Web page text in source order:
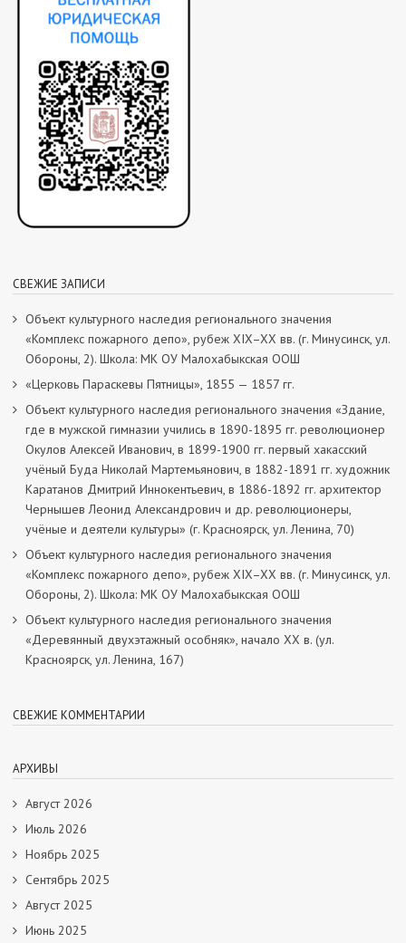
СВЕЖИЕ ЗАПИСИ
Объект культурного наследия регионального значения
«Комплекс пожарного депо», рубеж XIX–XX вв. (г. Минусинск, ул.
Обороны, 2). Школа: МК ОУ Малохабыкская ООШ
«Церковь Параскевы Пятницы», 1855 — 1857 гг.
Объект культурного наследия регионального значения «Здание,
где в мужской гимназии учились в 1890-1895 гг. революционер
Окулов Алексей Иванович, в 1899-1900 гг. первый хакасский
учёный Буда Николай Мартемьянович, в 1882-1891 гг. художник
Каратанов Дмитрий Иннокентьевич, в 1886-1892 гг. архитектор
Чернышев Леонид Александрович и др. революционеры,
учёные и деятели культуры» (г. Красноярск, ул. Ленина, 70)
Объект культурного наследия регионального значения
«Комплекс пожарного депо», рубеж XIX–XX вв. (г. Минусинск, ул.
Обороны, 2). Школа: МК ОУ Малохабыкская ООШ
Объект культурного наследия регионального значения
«Деревянный двухэтажный особняк», начало ХХ в. (ул.
Красноярск, ул. Ленина, 167)
СВЕЖИЕ КОММЕНТАРИИ
АРХИВЫ
Август 2026
Июль 2026
Ноябрь 2025
Сентябрь 2025
Август 2025
Июнь 2025